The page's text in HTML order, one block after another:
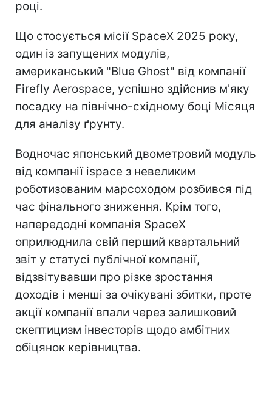
році.
Що стосується місії SpaceX 2025 року,
один із запущених модулів,
американський "Blue Ghost" від компанії
Firefly Aerospace, успішно здійснив м'яку
посадку на північно-східному боці Місяця
для аналізу ґрунту.
Водночас японський двометровий модуль
від компанії ispace з невеликим
роботизованим марсоходом розбився під
час фінального зниження. Крім того,
напередодні компанія SpaceX
оприлюднила свій перший квартальний
звіт у статусі публічної компанії,
відзвітувавши про різке зростання
доходів і менші за очікувані збитки, проте
акції компанії впали через залишковий
скептицизм інвесторів щодо амбітних
обіцянок керівництва.